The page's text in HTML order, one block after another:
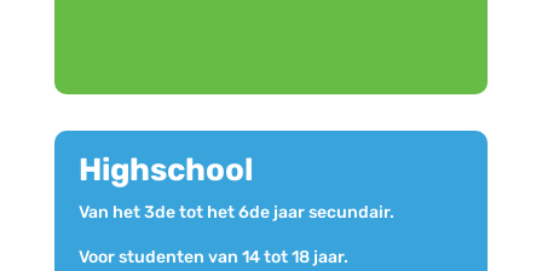
Highschool
Van het 3de tot het 6de jaar secundair.
Voor studenten van 14 tot 18 jaar.